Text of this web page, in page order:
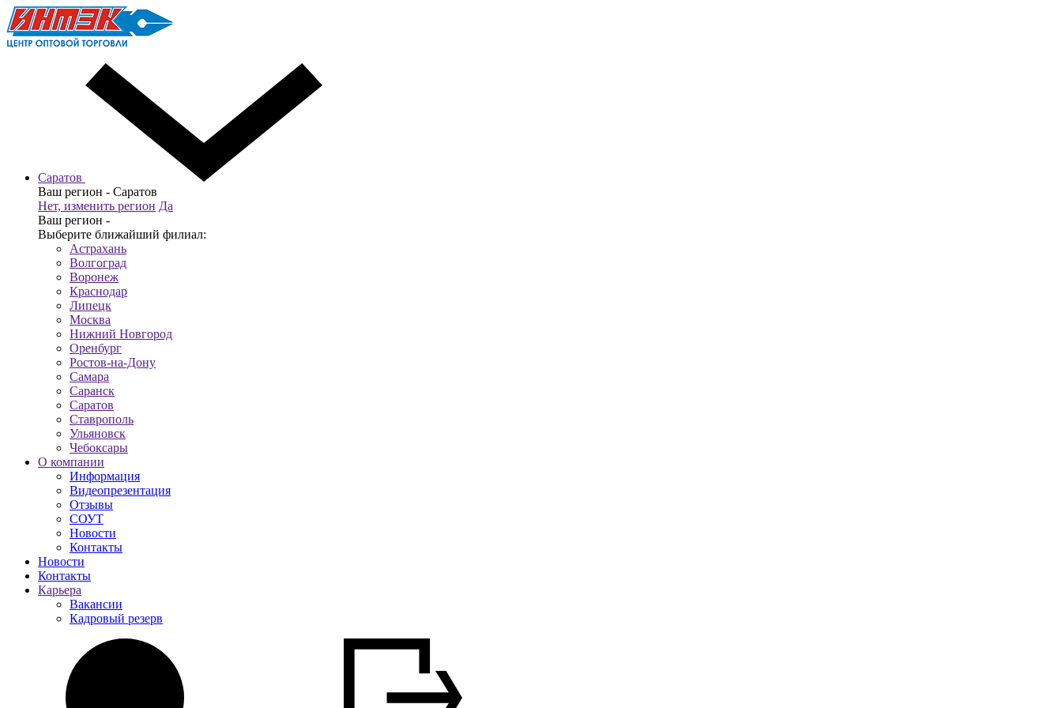
Саратов
Ваш регион - Саратов
Нет, изменить регион Да
Ваш регион -
Выберите ближайший филиал:
Астрахань
Волгоград
Воронеж
Краснодар
Липецк
Москва
Нижний Новгород
Оренбург
Ростов-на-Дону
Самара
Саранск
Саратов
Ставрополь
Ульяновск
Чебоксары
О компании
Информация
Видеопрезентация
Отзывы
СОУТ
Новости
Контакты
Новости
Контакты
Карьера
Вакансии
Кадровый резерв